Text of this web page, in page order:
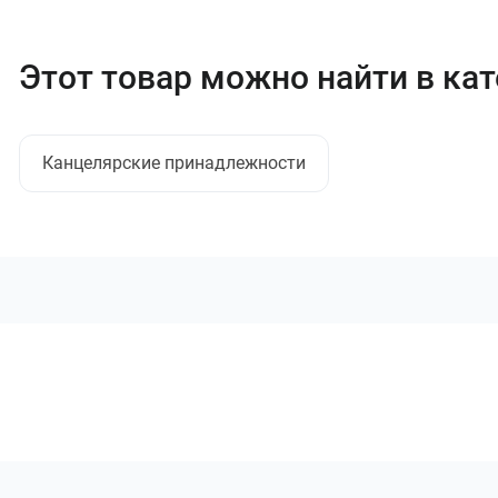
Этот товар можно найти в
Канцелярские принадлежности